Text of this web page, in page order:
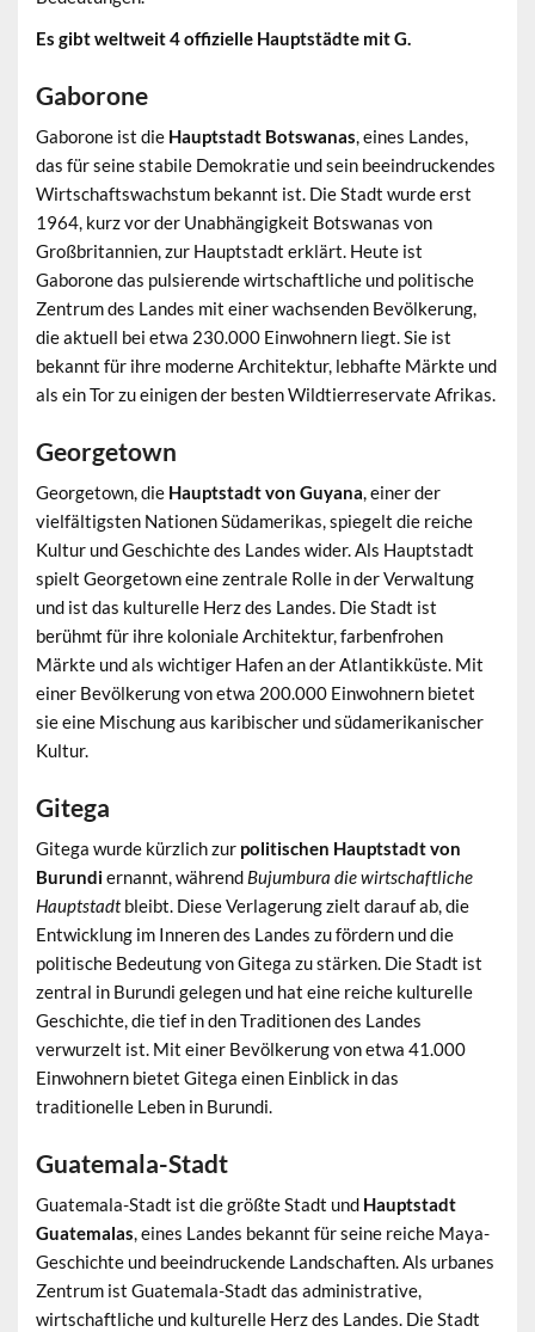
Es gibt weltweit 4 offizielle Hauptstädte mit G.
Gaborone
Gaborone ist die Hauptstadt Botswanas, eines Landes,
das für seine stabile Demokratie und sein beeindruckendes
Wirtschaftswachstum bekannt ist. Die Stadt wurde erst
1964, kurz vor der Unabhängigkeit Botswanas von
Großbritannien, zur Hauptstadt erklärt. Heute ist
Gaborone das pulsierende wirtschaftliche und politische
Zentrum des Landes mit einer wachsenden Bevölkerung,
die aktuell bei etwa 230.000 Einwohnern liegt. Sie ist
bekannt für ihre moderne Architektur, lebhafte Märkte und
als ein Tor zu einigen der besten Wildtierreservate Afrikas.
Georgetown
Georgetown, die Hauptstadt von Guyana, einer der
vielfältigsten Nationen Südamerikas, spiegelt die reiche
Kultur und Geschichte des Landes wider. Als Hauptstadt
spielt Georgetown eine zentrale Rolle in der Verwaltung
und ist das kulturelle Herz des Landes. Die Stadt ist
berühmt für ihre koloniale Architektur, farbenfrohen
Märkte und als wichtiger Hafen an der Atlantikküste. Mit
einer Bevölkerung von etwa 200.000 Einwohnern bietet
sie eine Mischung aus karibischer und südamerikanischer
Kultur.
Gitega
Gitega wurde kürzlich zur politischen Hauptstadt von
Burundiernannt, während Bujumbura die wirtschaftliche
Hauptstadtbleibt. Diese Verlagerung zielt darauf ab, die
Entwicklung im Inneren des Landes zu fördern und die
politische Bedeutung von Gitega zu stärken. Die Stadt ist
zentral in Burundi gelegen und hat eine reiche kulturelle
Geschichte, die tief in den Traditionen des Landes
verwurzelt ist. Mit einer Bevölkerung von etwa 41.000
Einwohnern bietet Gitega einen Einblick in das
traditionelle Leben in Burundi.
Guatemala-Stadt
Guatemala-Stadt ist die größte Stadt und Hauptstadt
Guatemalas, eines Landes bekannt für seine reiche Maya-
Geschichte und beeindruckende Landschaften. Als urbanes
Zentrum ist Guatemala-Stadt das administrative,
wirtschaftliche und kulturelle Herz des Landes. Die Stadt